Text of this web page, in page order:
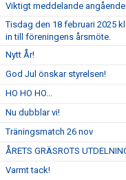
Viktigt meddelande
Tisdag den 18 februari 2025
in till föreningens årsmöte.
Nytt År!
God Jul önskar styrelsen!
HO HO HO...
Nu dubblar vi!
Träningsmatch 26 nov
ÅRETS GRÄSROTS
Varmt tack!